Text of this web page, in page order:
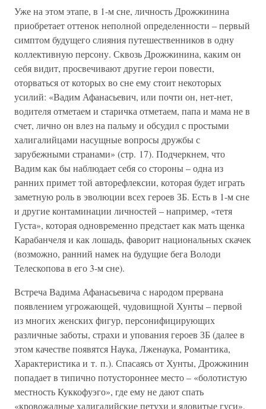
Уже на этом этапе, в 1-м сне, личность Дрожжинина
приобретает оттенок неполной определенности – первый
симптом будущего слияния путешественников в одну
коллективную персону. Сквозь Дрожжинина, каким он
себя видит, просвечивают другие герои повести,
оторваться от которых во сне ему стоит некоторых
усилий: «Вадим Афанасьевич, или почти он, нет-нет,
водителя отметаем и старичка отметаем, папа и мама не в
счет, лично он влез на пальму и обсудил с простыми
халигалийцами насущные вопросы дружбы с
зарубежными странами» (стр. 17). Подчеркнем, что
Вадим как бы наблюдает себя со стороны – одна из
ранних примет той авторефлексии, которая будет играть
заметную роль в эволюции всех героев ЗБ. Есть в 1-м сне
и другие контаминации личностей – например, «тетя
Густа», которая одновременно предстает как мать щенка
Карабанчеля и как лошадь, фаворит национальных скачек
(возможно, ранний намек на будущие бега Володи
Телескопова в его 3-м сне).
Встреча Вадима Афанасьевича с народом прервана
появлением угрожающей, чудовищной Хунты – первой
из многих женских фигур, персонифицирующих
различные заботы, страхи и упования героев ЗБ (далее в
этом качестве появятся Наука, Лженаука, Романтика,
Характеристика и т. п.). Спасаясь от Хунты, Дрожжинин
попадает в типично потустороннее место – «болотистую
местность Куккофуэго», где ему не дают спать
«кровожадные халигалийские петухи и ядовитые гуси».